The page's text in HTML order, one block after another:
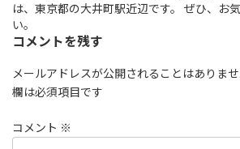
は、東京都の大井町駅近辺です。 ぜひ、お
い。
コメントを残す
メールアドレスが公開されることはありませ
欄は必須項目です
コメント ※